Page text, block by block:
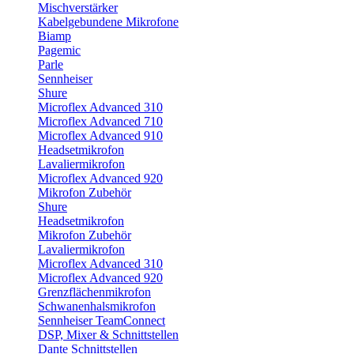
Mischverstärker
Kabelgebundene Mikrofone
Biamp
Pagemic
Parle
Sennheiser
Shure
Microflex Advanced 310
Microflex Advanced 710
Microflex Advanced 910
Headsetmikrofon
Lavaliermikrofon
Microflex Advanced 920
Mikrofon Zubehör
Shure
Headsetmikrofon
Mikrofon Zubehör
Lavaliermikrofon
Microflex Advanced 310
Microflex Advanced 920
Grenzflächenmikrofon
Schwanenhalsmikrofon
Sennheiser TeamConnect
DSP, Mixer & Schnittstellen
Dante Schnittstellen